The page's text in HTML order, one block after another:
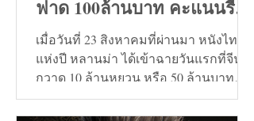
ฟาด 100ล้านบาท คะแนนรีวิว
9+
เมื่อวันที่ 23 สิงหาคมที่ผ่านมา หนังไทย
แห่งปี หลานม่า ได้เข้าฉายวันแรกที่จีน
กวาด 10 ล้านหยวน หรือ 50 ล้านบาท
และวันที่ 24 สิงหาคมทะลุ...